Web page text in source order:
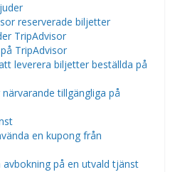
reserverade biljetter
TripAdvisor
TripAdvisor
leverera biljetter beställda på
tillgängliga på
en kupong från
avbokning på en utvald tjänst